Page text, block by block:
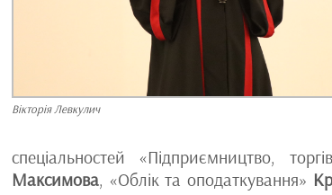
Вікторія Левкулич
спеціальностей «Підприємництво,
Максимова, «Облік та оподаткування»